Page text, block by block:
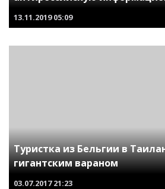
13.11.2019 05:09
Туристка из Бельгии в
гигантским вараном
03.07.2017 21:23